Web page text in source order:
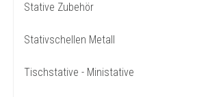
Stative Zubehör
Stativschellen Metall
Tischstative - Ministative